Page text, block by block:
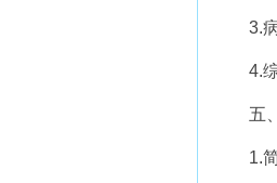
3.病
4.综
五、
1.简